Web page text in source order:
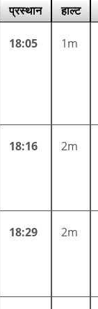
प्रस्थान हाल्ट
18:05 1m
18:16 2m
18:29 2m